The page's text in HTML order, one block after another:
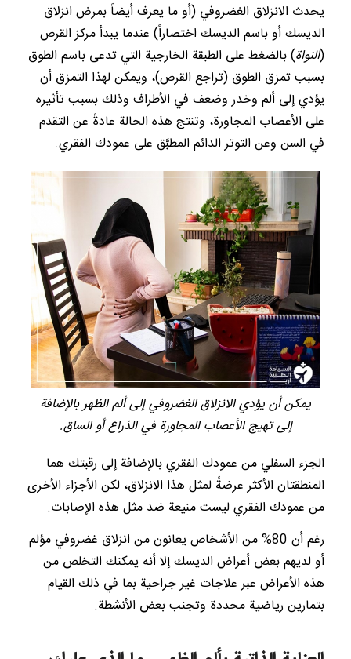
يحدث الانزلاق الغضروفي (أو ما يعرف أيضاً بمرض انزلاق
الديسك أو باسم الديسك اختصاراً) عندما يبدأ مركز القرص
(النواة) بالضغط على الطبقة الخارجية التي تدعى باسم الطوق
بسبب تمزق الطوق (تراجع القرص)، ويمكن لهذا التمزق أن
يؤدي إلى ألم وخدر وضعف في الأطراف وذلك بسبب تأثيره
على الأعصاب المجاورة، وتنتج هذه الحالة عادةً عن التقدم
في السن وعن التوتر الدائم المطبَّق على عمودك الفقري.
يمكن أن يؤدي الانزلاق الغضروفي إلى ألم الظهر بالإضافة
إلى تهيج الأعصاب المجاورة في الذراع أو الساق.
الجزء السفلي من عمودك الفقري بالإضافة إلى رقبتك هما
المنطقتان الأكثر عرضةً لمثل هذا الانزلاق، لكن الأجزاء الأخرى
من عمودك الفقري ليست منيعة ضد مثل هذه الإصابات.
رغم أن 80% من الأشخاص يعانون من انزلاق غضروفي مؤلم
أو لديهم بعض أعراض الديسك إلا أنه يمكنك التخلص من
هذه الأعراض عبر علاجات غير جراحية بما في ذلك القيام
بتمارين رياضية محددة وتجنب بعض الأنشطة.